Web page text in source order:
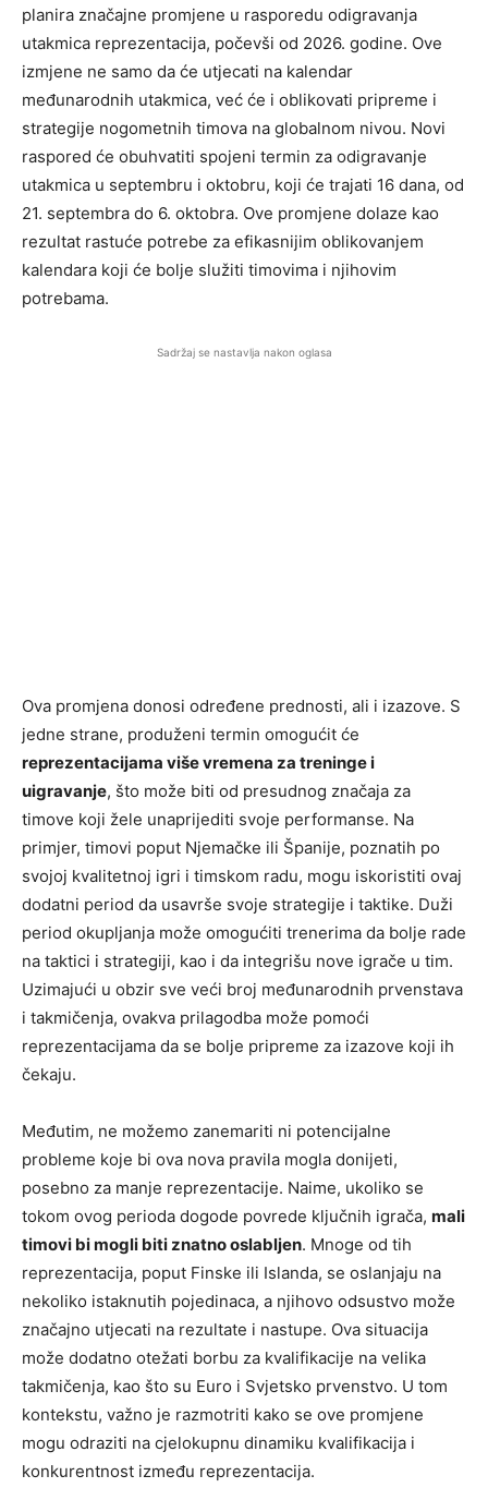
planira značajne promjene u rasporedu odigravanja
utakmica reprezentacija, počevši od 2026. godine. Ove
izmjene ne samo da će utjecati na kalendar
međunarodnih utakmica, već će i oblikovati pripreme i
strategije nogometnih timova na globalnom nivou. Novi
raspored će obuhvatiti spojeni termin za odigravanje
utakmica u septembru i oktobru, koji će trajati 16 dana, od
21. septembra do 6. oktobra. Ove promjene dolaze kao
rezultat rastuće potrebe za efikasnijim oblikovanjem
kalendara koji će bolje služiti timovima i njihovim
potrebama.
Sadržaj se nastavlja nakon oglasa
Ova promjena donosi određene prednosti, ali i izazove. S
jedne strane, produženi termin omogućit će
reprezentacijama više vremena za treninge i
uigravanje, što može biti od presudnog značaja za
timove koji žele unaprijediti svoje performanse. Na
primjer, timovi poput Njemačke ili Španije, poznatih po
svojoj kvalitetnoj igri i timskom radu, mogu iskoristiti ovaj
dodatni period da usavrše svoje strategije i taktike. Duži
period okupljanja može omogućiti trenerima da bolje rade
na taktici i strategiji, kao i da integrišu nove igrače u tim.
Uzimajući u obzir sve veći broj međunarodnih prvenstava
i takmičenja, ovakva prilagodba može pomoći
reprezentacijama da se bolje pripreme za izazove koji ih
čekaju.
Međutim, ne možemo zanemariti ni potencijalne
probleme koje bi ova nova pravila mogla donijeti,
posebno za manje reprezentacije. Naime, ukoliko se
tokom ovog perioda dogode povrede ključnih igrača, mali
timovi bi mogli biti znatno oslabljen. Mnoge od tih
reprezentacija, poput Finske ili Islanda, se oslanjaju na
nekoliko istaknutih pojedinaca, a njihovo odsustvo može
značajno utjecati na rezultate i nastupe. Ova situacija
može dodatno otežati borbu za kvalifikacije na velika
takmičenja, kao što su Euro i Svjetsko prvenstvo. U tom
kontekstu, važno je razmotriti kako se ove promjene
mogu odraziti na cjelokupnu dinamiku kvalifikacija i
konkurentnost između reprezentacija.